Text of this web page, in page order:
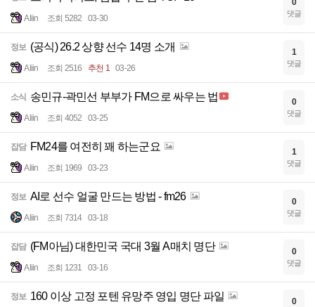
Aliin 조회 5282 03-30 댓글
정보 (공식) 26.2 상향 선수 14명 소개
Aliin 조회 2516 추천 1 03-26
1
댓글
소식 송민규-곽민선 부부가 FM으로 싸우는 법
Aliin 조회 4052 03-25
0
댓글
잡담 FM24를 여전히 꽤 하는군요
Aliin 조회 1969 03-23
1
댓글
정보 AI로 선수 얼굴 만드는 방법 - fm26
Aliin 조회 7314 03-18
0
댓글
잡담 (FM아님) 대한민국 국대 3월 A매치 명단
Aliin 조회 1231 03-16
0
댓글
정보 160 이상 고정 포텐 유망주 영입 명단 파일 0